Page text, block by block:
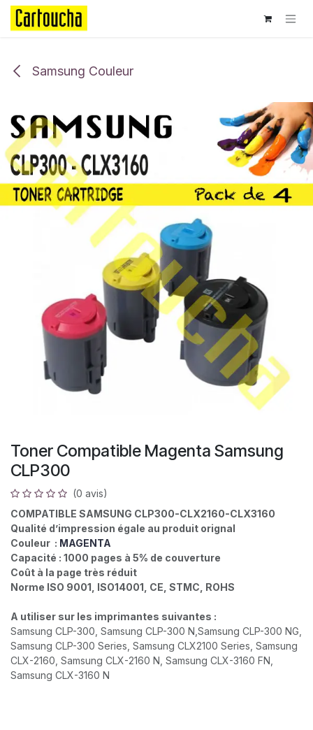
Se rendre au contenu
Samsung Couleur
Toner Compatible Magenta Samsung
CLP300
(0 avis)
COMPATIBLE SAMSUNG CLP300-CLX2160-CLX3160
Qualité d’impression égale au produit orignal
Couleur : MAGENTA
Capacité : 1000 pages à 5% de couverture
Coût à la page très réduit
Norme ISO 9001, ISO14001, CE, STMC, ROHS
A utiliser sur les imprimantes suivantes :
Samsung CLP-300, Samsung CLP-300 N,Samsung CLP-300 NG,
Samsung CLP-300 Series, Samsung CLX2100 Series, Samsung
CLX-2160, Samsung CLX-2160 N, Samsung CLX-3160 FN,
Samsung CLX-3160 N